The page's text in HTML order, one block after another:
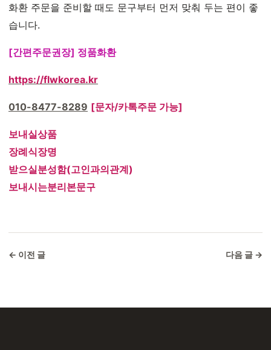
화환 주문을 준비할 때도 문구부터 먼저 맞춰 두는 편이 좋
습니다.
[간편주문권장] 정품화환
https://flwkorea.kr
010-8477-8289 [문자/카톡주문 가능]
보내실상품
장례식장명
받으실분성함(고인과의관계)
보내시는분리본문구
← 이전 글 다음 글 →